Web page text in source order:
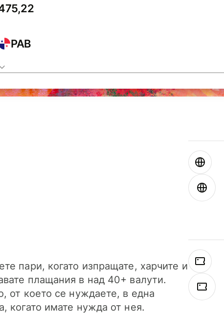
PAB
пари, когато изпращате, харчите и
плащания в над 40+ валути.
от което се нуждаете, в една
когато имате нужда от нея.